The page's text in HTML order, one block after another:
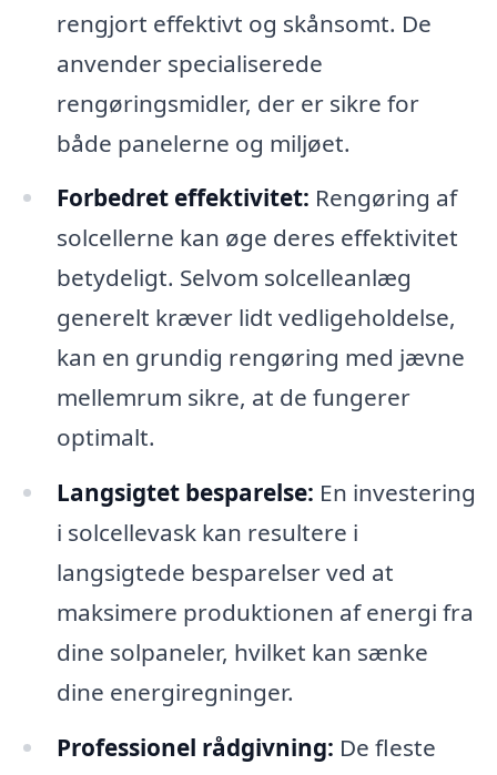
rengjort effektivt og skånsomt. De
anvender specialiserede
rengøringsmidler, der er sikre for
både panelerne og miljøet.
Forbedret effektivitet: Rengøring af
solcellerne kan øge deres effektivitet
betydeligt. Selvom solcelleanlæg
generelt kræver lidt vedligeholdelse,
kan en grundig rengøring med jævne
mellemrum sikre, at de fungerer
optimalt.
Langsigtet besparelse: En investering
i solcellevask kan resultere i
langsigtede besparelser ved at
maksimere produktionen af energi fra
dine solpaneler, hvilket kan sænke
dine energiregninger.
Professionel rådgivning: De fleste